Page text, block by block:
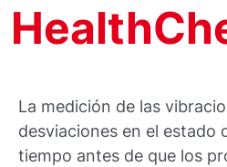
La medición de las
desviaciones en el estado
tiempo antes de que los